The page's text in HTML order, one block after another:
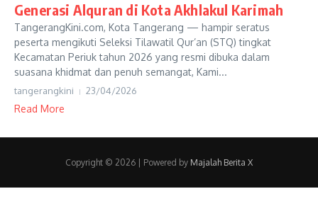
Generasi Alquran di Kota Akhlakul Karimah
TangerangKini.com, Kota Tangerang — hampir seratus
peserta mengikuti Seleksi Tilawatil Qur’an (STQ) tingkat
Kecamatan Periuk tahun 2026 yang resmi dibuka dalam
suasana khidmat dan penuh semangat, Kami...
tangerangkini 23/04/2026
Read More
Copyright © 2026 | Powered by Majalah Berita X